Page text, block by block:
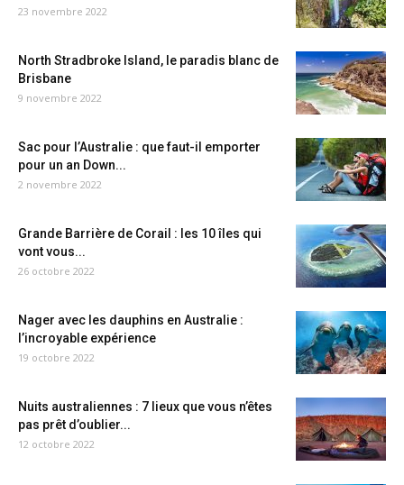
23 novembre 2022
North Stradbroke Island, le paradis blanc de
Brisbane
9 novembre 2022
Sac pour l’Australie : que faut-il emporter
pour un an Down...
2 novembre 2022
Grande Barrière de Corail : les 10 îles qui
vont vous...
26 octobre 2022
Nager avec les dauphins en Australie :
l’incroyable expérience
19 octobre 2022
Nuits australiennes : 7 lieux que vous n’êtes
pas prêt d’oublier...
12 octobre 2022